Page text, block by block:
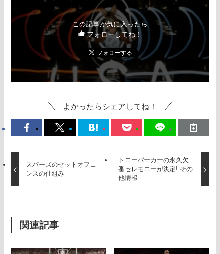
この記事が気に入ったら
フォローしてね！
よかったらシェアしてね！
スパーズのセットオフェ
ンスの仕組み
トニーパーカーの永久欠
番セレモニーが決定! その
他情報
関連記事